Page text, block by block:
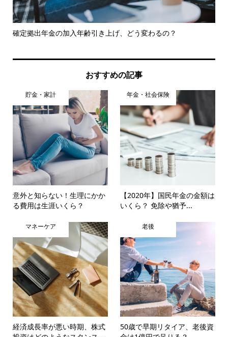
確定拠出年金の加入年齢引き上げ、どう変わるの？
おすすめの記事
貯金・家計
意外と知らない！生理にかか
る費用は生涯いくら？
年金・社会保険
【2020年】国民年金の金額は
いくら？ 免除や猶予...
マネーケア
経済成長率が悪い時期、株式
老後
50歳で早期リタイア、老後資